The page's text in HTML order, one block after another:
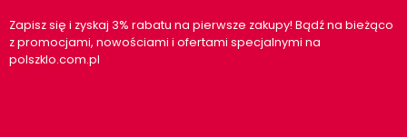
Zapisz się i zyskaj 3% rabatu na pierwsze zakupy! Bądź na bieżąco
z promocjami, nowościami i ofertami specjalnymi na
polszklo.com.pl